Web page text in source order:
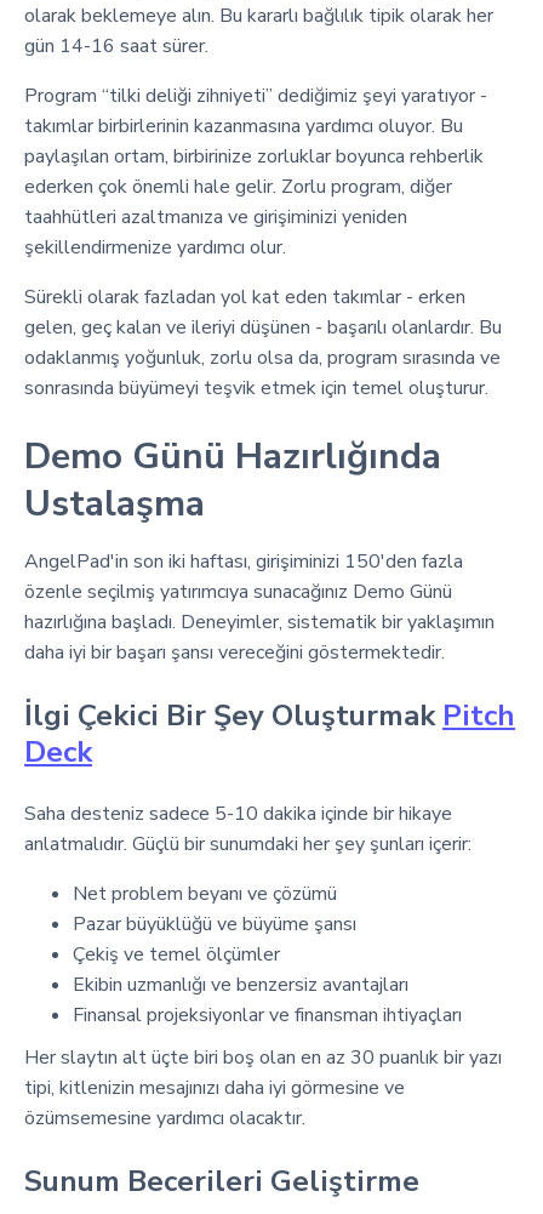
olarak beklemeye alın. Bu kararlı bağlılık tipik olarak her
gün 14-16 saat sürer.
Program “tilki deliği zihniyeti” dediğimiz şeyi yaratıyor -
takımlar birbirlerinin kazanmasına yardımcı oluyor. Bu
paylaşılan ortam, birbirinize zorluklar boyunca rehberlik
ederken çok önemli hale gelir. Zorlu program, diğer
taahhütleri azaltmanıza ve girişiminizi yeniden
şekillendirmenize yardımcı olur.
Sürekli olarak fazladan yol kat eden takımlar - erken
gelen, geç kalan ve ileriyi düşünen - başarılı olanlardır. Bu
odaklanmış yoğunluk, zorlu olsa da, program sırasında ve
sonrasında büyümeyi teşvik etmek için temel oluşturur.
Demo Günü Hazırlığında
Ustalaşma
AngelPad'in son iki haftası, girişiminizi 150'den fazla
özenle seçilmiş yatırımcıya sunacağınız Demo Günü
hazırlığına başladı. Deneyimler, sistematik bir yaklaşımın
daha iyi bir başarı şansı vereceğini göstermektedir.
İlgi Çekici Bir Şey Oluşturmak Pitch
Deck
Saha desteniz sadece 5-10 dakika içinde bir hikaye
anlatmalıdır. Güçlü bir sunumdaki her şey şunları içerir:
Net problem beyanı ve çözümü
Pazar büyüklüğü ve büyüme şansı
Çekiş ve temel ölçümler
Ekibin uzmanlığı ve benzersiz avantajları
Finansal projeksiyonlar ve finansman ihtiyaçları
Her slaytın alt üçte biri boş olan en az 30 puanlık bir yazı
tipi, kitlenizin mesajınızı daha iyi görmesine ve
özümsemesine yardımcı olacaktır.
Sunum Becerileri Geliştirme